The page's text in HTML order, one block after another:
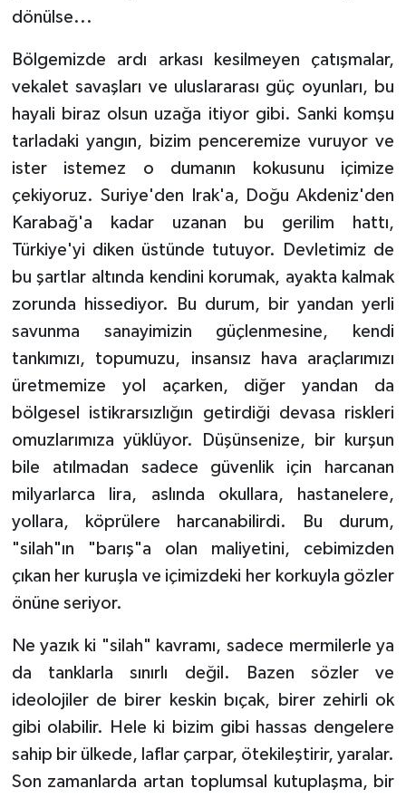
dönülse...
Bölgemizde ardı arkası kesilmeyen çatışmalar,
vekalet savaşları ve uluslararası güç oyunları, bu
hayali biraz olsun uzağa itiyor gibi. Sanki komşu
tarladaki yangın, bizim penceremize vuruyor ve
ister istemez o dumanın kokusunu içimize
çekiyoruz. Suriye'den Irak'a, Doğu Akdeniz'den
Karabağ'a kadar uzanan bu gerilim hattı,
Türkiye'yi diken üstünde tutuyor. Devletimiz de
bu şartlar altında kendini korumak, ayakta kalmak
zorunda hissediyor. Bu durum, bir yandan yerli
savunma sanayimizin güçlenmesine, kendi
tankımızı, topumuzu, insansız hava araçlarımızı
üretmemize yol açarken, diğer yandan da
bölgesel istikrarsızlığın getirdiği devasa riskleri
omuzlarımıza yüklüyor. Düşünsenize, bir kurşun
bile atılmadan sadece güvenlik için harcanan
milyarlarca lira, aslında okullara, hastanelere,
yollara, köprülere harcanabilirdi. Bu durum,
"silah"ın "barış"a olan maliyetini, cebimizden
çıkan her kuruşla ve içimizdeki her korkuyla gözler
önüne seriyor.
Ne yazık ki "silah" kavramı, sadece mermilerle ya
da tanklarla sınırlı değil. Bazen sözler ve
ideolojiler de birer keskin bıçak, birer zehirli ok
gibi olabilir. Hele ki bizim gibi hassas dengelere
sahip bir ülkede, laflar çarpar, ötekileştirir, yaralar.
Son zamanlarda artan toplumsal kutuplaşma, bir